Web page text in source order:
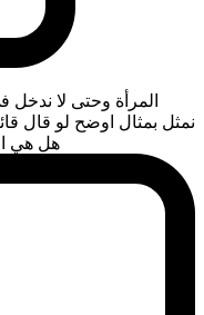
المرأة وحتى لا
نمثل بمثال اوضح لو قال
هل هي